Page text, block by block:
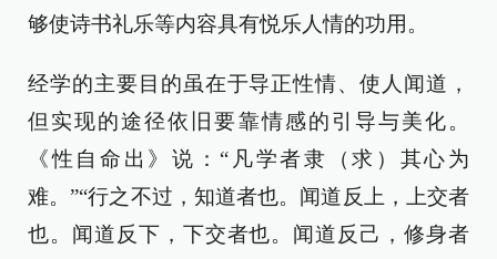
够使诗书礼乐等内容具有悦乐人情的功用。
经学的主要目的虽在于导正性情、使人闻道，
但实现的途径依旧要靠情感的引导与美化。
《性自命出》说：“凡学者隶（求）其心为
难。”“行之不过，知道者也。闻道反上，上交者
也。闻道反下，下交者也。闻道反己，修身者